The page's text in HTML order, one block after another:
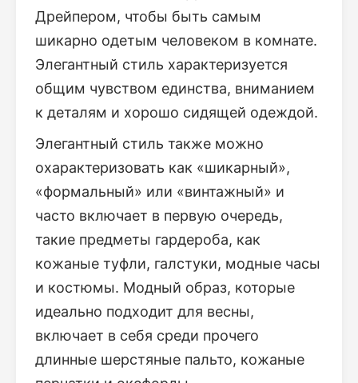
Дрейпером, чтобы быть самым
шикарно одетым человеком в комнате.
Элегантный стиль характеризуется
общим чувством единства, вниманием
к деталям и хорошо сидящей одеждой.
Элегантный стиль также можно
охарактеризовать как «шикарный»,
«формальный» или «винтажный» и
часто включает в первую очередь,
такие предметы гардероба, как
кожаные туфли, галстуки, модные часы
и костюмы. Модный образ, которые
идеально подходит для весны,
включает в себя среди прочего
длинные шерстяные пальто, кожаные